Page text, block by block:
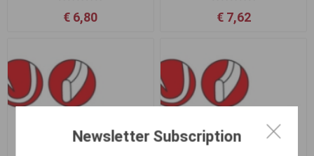
€ 6,80 € 7,62
Newsletter Subscription